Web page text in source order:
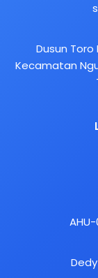
Dusun Toro
Kecamatan
AHU-